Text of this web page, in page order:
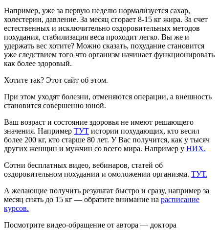
Например, уже за первую неделю нормализуется сахар,
холестерин, давление. За месяц сгорает 8-15 кг жира. За счет
естественных и исключительно оздоровительных методов
похудания, стабилизация веса проходит легко. Вы же и
удержать вес хотите? Можно сказать, похудание становится
уже следствием того что организм начинает функционировать
как более здоровый.
Хотите так? Этот сайт об этом.
При этом уходят болезни, отменяются операции, а внешность
становится совершенно юной.
Ваш возраст и состояние здоровья не имеют решающего
значения. Например ТУТ истории похудающих, кто весил
более 200 кг, кто старше 80 лет. У Вас получится, как у тысяч
других женщин и мужчин со всего мира. Например у НИХ.
Сотни бесплатных видео, вебинаров, статей об
оздоровительном похудании и омоложении организма. ТУТ.
А желающие получить результат быстро и сразу, например за
месяц снять до 15 кг — обратите внимание на расписание
курсов.
Посмотрите видео-обращение от автора — доктора